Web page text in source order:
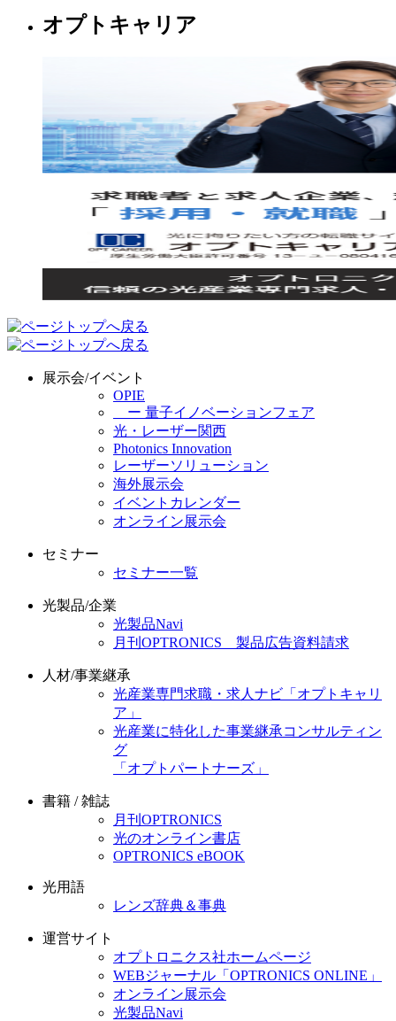
オプトキャリア
展示会/イベント
OPIE
ー 量子イノベーションフェア
光・レーザー関西
Photonics Innovation
レーザーソリューション
海外展示会
イベントカレンダー
オンライン展示会
セミナー
セミナー一覧
光製品/企業
光製品Navi
月刊OPTRONICS 製品広告資料請求
人材/事業継承
光産業専門求職・求人ナビ「オプトキャリ
ア」
光産業に特化した事業継承コンサルティン
グ
「オプトパートナーズ」
書籍 / 雑誌
月刊OPTRONICS
光のオンライン書店
OPTRONICS eBOOK
光用語
レンズ辞典＆事典
運営サイト
オプトロニクス社ホームページ
WEBジャーナル「OPTRONICS ONLINE」
オンライン展示会
光製品Navi